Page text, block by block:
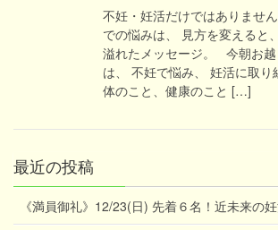
不妊・妊活だけではありませ
での悩みは、 見方を変えると
溢れたメッセージ。 今朝お越
は、 不妊で悩み、 妊活に取り
体のこと、健康のこと […]
最近の投稿
《満員御礼》12/23(日) 先着６名！近未来の